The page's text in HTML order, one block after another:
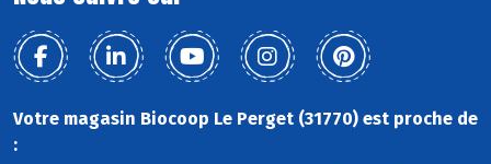
Votre magasin Biocoop Le Perget (31770) est proche de
: